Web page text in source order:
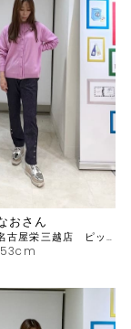
おさん
名古屋栄三越店 ピッコーネ